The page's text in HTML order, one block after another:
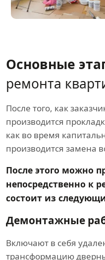
Основные
ремонта
После того, как
производится
как во время
производится замена
После этого можно
непосредственно к
состоит из
Демонтажные
Включают в себя
трансформацию